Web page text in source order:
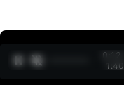
0:12
1:40